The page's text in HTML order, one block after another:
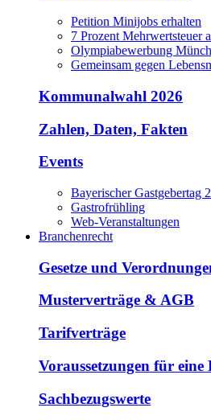
Petition Minijobs erhalten
7 Prozent Mehrwertsteuer
Olympiabewerbung
Gemeinsam gegen
Kommunalwahl 2026
Zahlen, Daten, Fakten
Events
Bayerischer Gastgebertag
Gastrofrühling
Web-Veranstaltungen
Branchenrecht
Gesetze und
Musterverträge & AGB
Tarifverträge
Voraussetzungen für eine
Sachbezugswerte